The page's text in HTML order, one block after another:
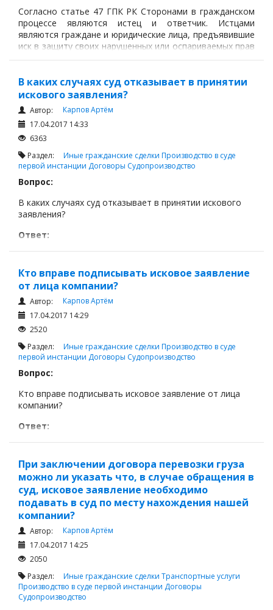
Согласно статье 47 ГПК РК Сторонами в гражданском
процессе являются истец и ответчик. Истцами
являются граждане и юридические лица, предъявившие
иск в защиту своих нарушенных или оспариваемых прав
и свобод, законных интересов или в защиту которых
предусмотренном настоящим Кодексом.
В каких случаях суд отказывает в принятии
искового заявления?
Автор:
Карпов Артём
17.04.2017 14:33
6363
Раздел: Иные гражданские сделки Производство в суде
первой инстанции Договоры Судопроизводство
Вопрос:
В каких случаях суд отказывает в принятии искового
заявления?
Ответ:
Суд отказывает в принятии искового заявления, если:
Кто вправе подписывать исковое заявление
от лица компании?
Автор:
Карпов Артём
17.04.2017 14:29
2520
Раздел: Иные гражданские сделки Производство в суде
первой инстанции Договоры Судопроизводство
Вопрос:
Кто вправе подписывать исковое заявление от лица
компании?
Ответ:
Заявление подписывается
При заключении договора перевозки груза
можно ли указать что, в случае обращения в
суд, исковое заявление необходимо
подавать в суд по месту нахождения нашей
компании?
Автор:
Карпов Артём
17.04.2017 14:25
2050
Раздел: Иные гражданские сделки Транспортные услуги
Производство в суде первой инстанции Договоры
Судопроизводство